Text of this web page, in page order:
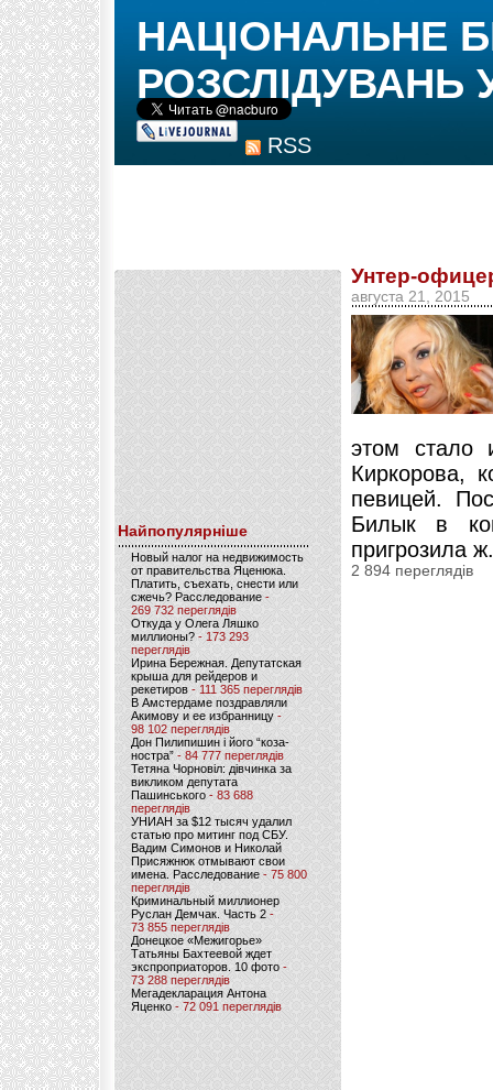
RSS
НАЦІОНАЛЬНЕ
РОЗСЛІДУВАНЬ
Найпопулярніше
Новый налог на недвижимость
от правительства Яценюка.
Платить, съехать, снести или
сжечь? Расследование-
269 732 переглядів
Откуда у Олега Ляшко
миллионы? - 173 293
переглядів
Ирина Бережная. Депутатская
крыша для рейдеров и
рекетиров - 111 365 переглядів
В Амстердаме поздравляли
Акимову и ее избранницу -
98 102 переглядів
Дон Пилипишин і його “коза-
ностра” - 84 777 переглядів
Тетяна Чорновіл: дівчинка за
викликом депутата
Пашинського- 83 688
переглядів
УНИАН за $12 тысяч удалил
статью про митинг под СБУ.
Вадим Симонов и Николай
Присяжнюк отмывают свои
имена. Расследование - 75 800
переглядів
Криминальный миллионер
Руслан Демчак. Часть 2-
73 855 переглядів
Донецкое «Межигорье»
Татьяны Бахтеевой ждет
экспроприаторов. 10 фото -
73 288 переглядів
Мегадекларация Антона
Яценко - 72 091 переглядів
Унтер-
августа 21, 2015
этом стало
Киркорова,
певицей.
Билык в
пригрозила
2 894 переглядів